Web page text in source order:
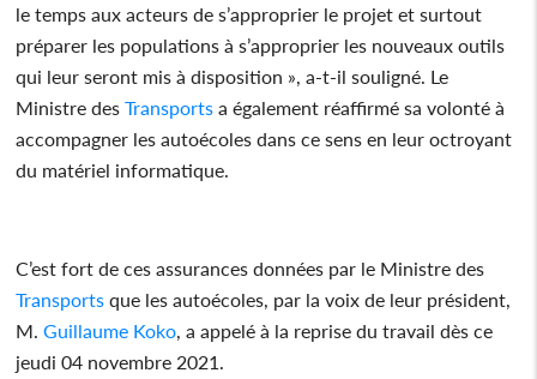
le temps aux acteurs de s’approprier le projet et surtout
préparer les populations à s’approprier les nouveaux outils
qui leur seront mis à disposition », a-t-il souligné. Le
Ministre desTransports a également réaffirmé sa volonté à
accompagner les autoécoles dans ce sens en leur octroyant
du matériel informatique.
C’est fort de ces assurances données par le Ministre des
Transports que les autoécoles, par la voix de leur président,
M.Guillaume Koko , a appelé à la reprise du travail dès ce
jeudi 04 novembre 2021.